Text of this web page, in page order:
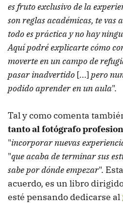
es fruto exclusivo de la
son reglas académicas, te vas
todo es práctica y no hay
Aquí podré explicarte cómo
moverte en un campo de
pasar inadvertido [...] pero
podido aprender en un aula".
Tal y como comenta
tanto al fotógrafo
"incorporar nuevas
"que acaba de terminar sus
sabe por dónde empezar".
acuerdo, es un libro
esté pensando dedicarse al